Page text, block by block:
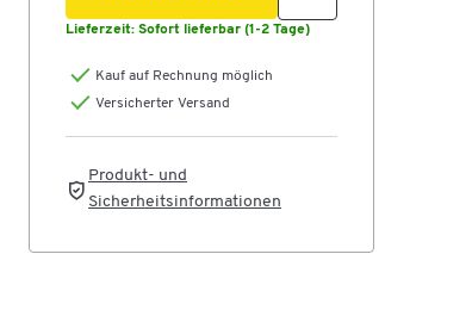
Lieferzeit: Sofort lieferbar (1-2 Tage)
Kauf auf Rechnung möglich
Versicherter Versand
Produkt- und
Sicherheitsinformationen